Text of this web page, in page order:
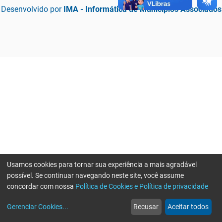
Desenvolvido por IMA - Informática de Municípios Associados
web
Notícias
more_horiz
Mais
Usamos cookies para tornar sua experiência a mais agradável
possível. Se continuar navegando neste site, você assume
concordar com nossa Política de Cookies e Política de privacidade
Gerenciar Cookies... Recusar Aceitar todos
Erro ao enviar informações, por favor tente novamente